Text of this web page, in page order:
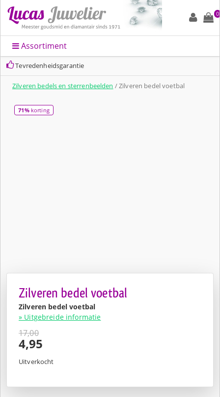
0
Assortiment
Tevredenheidsgarantie
Zilveren bedels en sterrenbeelden / Zilveren bedel voetbal
71%korting
Zilveren bedel voetbal
Zilveren bedel voetbal
» Uitgebreide informatie
17,00
Oorspronkelijke
prijs
was:
4,95
Huidige
prijs
€4,95.
Uitverkocht